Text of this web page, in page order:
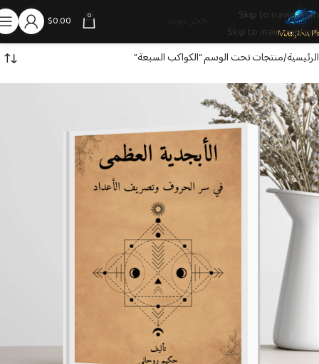
Skip to navigation
Skip to main content
0
$0.00
الرئيسية منتجات تحت الوسم “الكواكب السبعة”